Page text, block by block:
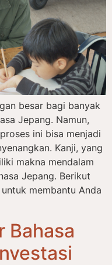
besar bagi banyak
Jepang. Namun,
ini bisa menjadi
Kanji, yang
makna mendalam
Jepang. Berikut
membantu Anda
Bahasa